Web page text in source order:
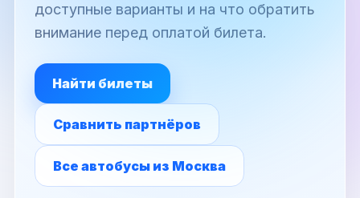
доступные варианты и на что обратить
внимание перед оплатой билета.
Найти билеты
Сравнить партнёров
Все автобусы из Москва